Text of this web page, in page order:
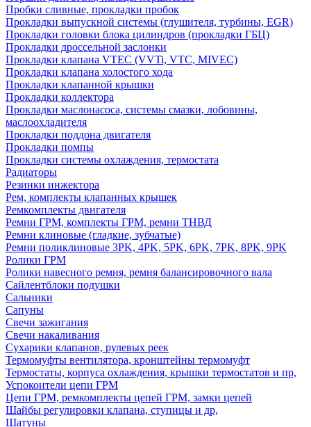
Пробки сливные, прокладки пробок
Прокладки выпускной системы (глушителя, турбины, EGR)
Прокладки головки блока цилиндров (прокладки ГБЦ)
Прокладки дроссельной заслонки
Прокладки клапана VTEC (VVTi, VTC, MIVEC)
Прокладки клапана холостого хода
Прокладки клапанной крышки
Прокладки коллектора
Прокладки маслонасоса, системы смазки, лобовины,
маслоохладителя
Прокладки поддона двигателя
Прокладки помпы
Прокладки системы охлаждения, термостата
Радиаторы
Резинки инжектора
Рем, комплекты клапанных крышек
Ремкомплекты двигателя
Ремни ГРМ, комплекты ГРМ, ремни ТНВД
Ремни клиновые (гладкие, зубчатые)
Ремни поликлиновые 3PK, 4PK, 5PK, 6PK, 7PK, 8PK, 9PK
Ролики ГРМ
Ролики навесного ремня, ремня балансировочного вала
Сайлентблоки подушки
Сальники
Сапуны
Свечи зажигания
Свечи накаливания
Сухарики клапанов, рулевых реек
Термомуфты вентилятора, кронштейны термомуфт
Термостаты, корпуса охлаждения, крышки термостатов и пр,
Успокоители цепи ГРМ
Цепи ГРМ, ремкомплекты цепей ГРМ, замки цепей
Шайбы регулировки клапана, ступицы и др,
Шатуны